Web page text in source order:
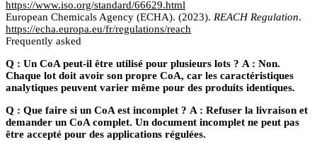
https://www.iso.org/standard/66629.html
European Chemicals Agency (ECHA). (2023). REACH Regulation.
https://echa.europa.eu/fr/regulations/reach
Frequently asked
Q : Un CoA peut-il être utilisé pour plusieurs lots ? A : Non.
Chaque lot doit avoir son propre CoA, car les caractéristiques
analytiques peuvent varier même pour des produits identiques.
Q : Que faire si un CoA est incomplet ? A : Refuser la livraison et
demander un CoA complet. Un document incomplet ne peut pas
être accepté pour des applications régulées.